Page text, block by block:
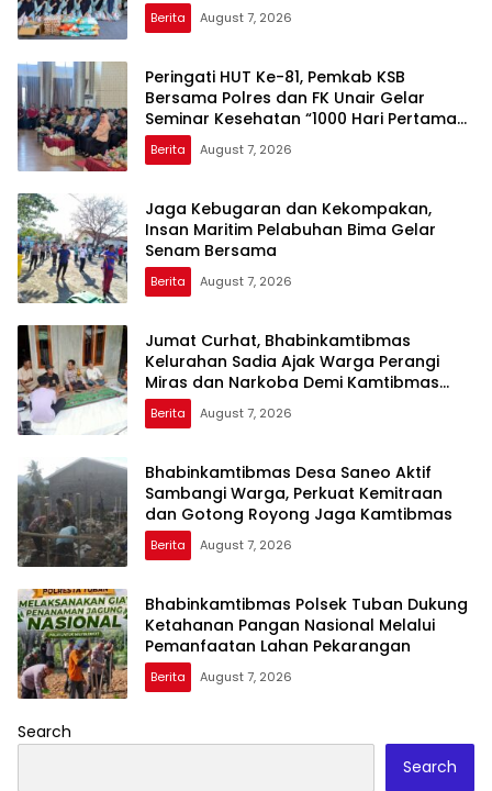
Berita August 7, 2026
Peringati HUT Ke-81, Pemkab KSB
Bersama Polres dan FK Unair Gelar
Seminar Kesehatan “1000 Hari Pertama
Kehidupan”
Berita August 7, 2026
Jaga Kebugaran dan Kekompakan,
Insan Maritim Pelabuhan Bima Gelar
Senam Bersama
Berita August 7, 2026
Jumat Curhat, Bhabinkamtibmas
Kelurahan Sadia Ajak Warga Perangi
Miras dan Narkoba Demi Kamtibmas
Kondusif
Berita August 7, 2026
Bhabinkamtibmas Desa Saneo Aktif
Sambangi Warga, Perkuat Kemitraan
dan Gotong Royong Jaga Kamtibmas
Berita August 7, 2026
Bhabinkamtibmas Polsek Tuban Dukung
Ketahanan Pangan Nasional Melalui
Pemanfaatan Lahan Pekarangan
Berita August 7, 2026
Search
Search